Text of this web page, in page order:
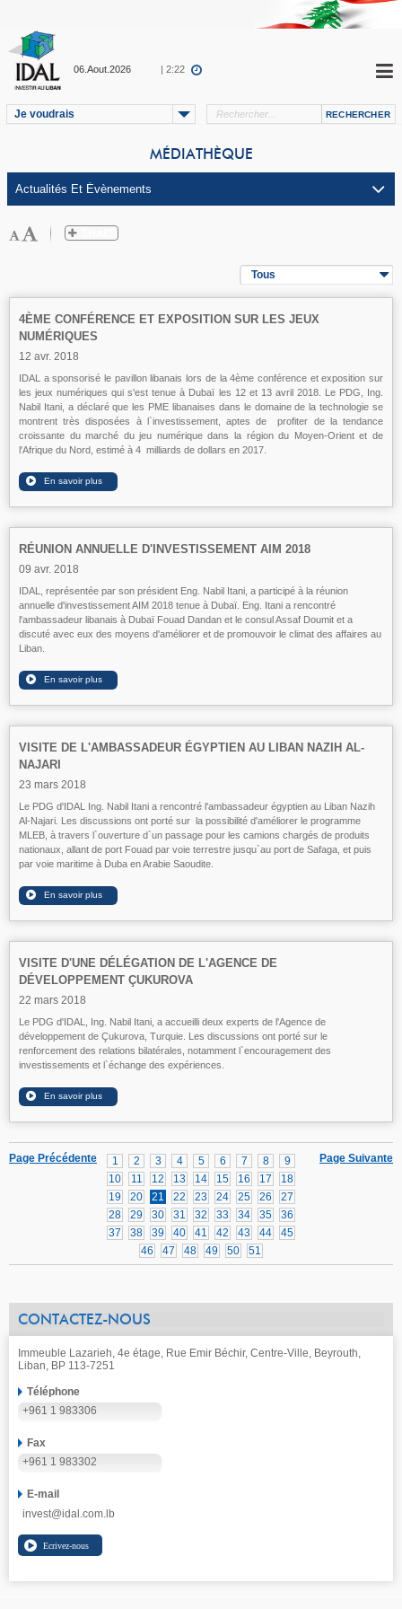
06.Aout.2026 | 2:22
Je voudrais
MÉDIATHÈQUE
Tous
4ÈME CONFÉRENCE ET EXPOSITION SUR LES JEUX
NUMÉRIQUES
12 avr. 2018
IDAL a sponsorisé le pavillon libanais lors de la 4ème conférence et exposition sur
les jeux numériques qui s'est tenue à Dubaï les 12 et 13 avril 2018. Le PDG, Ing.
Nabil Itani, a déclaré que les PME libanaises dans le domaine de la technologie se
montrent très disposées à l`investissement, aptes de profiter de la tendance
croissante du marché du jeu numérique dans la région du Moyen-Orient et de
l'Afrique du Nord, estimé à 4 milliards de dollars en 2017.
RÉUNION ANNUELLE D'INVESTISSEMENT AIM 2018
09 avr. 2018
IDAL, représentée par son président Eng. Nabil Itani, a participé à la réunion
annuelle d'investissement AIM 2018 tenue à Dubaï. Eng. Itani a rencontré
l'ambassadeur libanais à Dubaï Fouad Dandan et le consul Assaf Doumit et a
discuté avec eux des moyens d'améliorer et de promouvoir le climat des affaires au
Liban.
VISITE DE L'AMBASSADEUR ÉGYPTIEN AU LIBAN NAZIH AL-
NAJARI
23 mars 2018
Le PDG d'IDAL Ing. Nabil Itani a rencontré l'ambassadeur égyptien au Liban Nazih
Al-Najari. Les discussions ont porté sur la possibilité d'améliorer le programme
MLEB, à travers l`ouverture d`un passage pour les camions chargés de produits
nationaux, allant de port Fouad par voie terrestre jusqu`au port de Safaga, et puis
par voie maritime à Duba en Arabie Saoudite.
VISITE D'UNE DÉLÉGATION DE L'AGENCE DE
DÉVELOPPEMENT ÇUKUROVA
22 mars 2018
Le PDG d'IDAL, Ing. Nabil Itani, a accueilli deux experts de l'Agence de
développement de Çukurova, Turquie. Les discussions ont porté sur le
renforcement des relations bilatérales, notamment l`encouragement des
investissements et l`échange des expériences.
Page Suivante
1 2 3 4 5 6 7 8
9
10
11 12 13 14 15 16 17
18
19
20 21 22 23 24 25 26
27
28
29 30 31 32 33 34 35
36
37
38 39 40 41 42 43 44
45
46
47 48 49 50 51
Page Précédente
CONTACTEZ-NOUS
Immeuble Lazarieh, 4e étage, Rue Emir Béchir, Centre-Ville, Beyrouth,
Liban, BP 113-7251
Téléphone
+961 1 983306
Fax
+961 1 983302
E-mail
invest@idal.com.lb